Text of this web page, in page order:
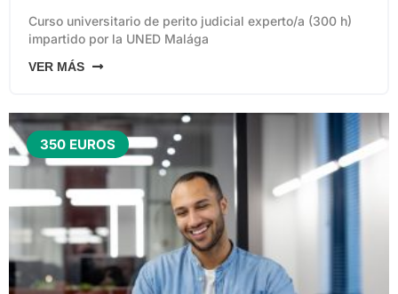
Curso universitario de perito judicial experto/a (300 h)
impartido por la UNED Malága
VER MÁS
350 EUROS